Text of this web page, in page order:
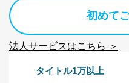
初めて
法人サービスはこちら ＞
タイトル1万以上